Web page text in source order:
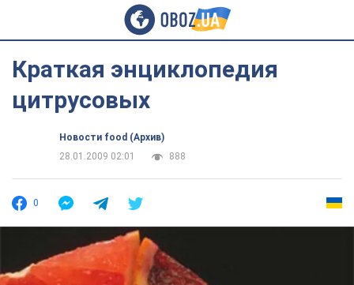
Краткая энциклопедия
цитрусовых
Новости food (Архив)
28.01.2009 02:01
888
0